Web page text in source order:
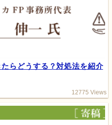
らどうする？対処法を紹介
12775 Views